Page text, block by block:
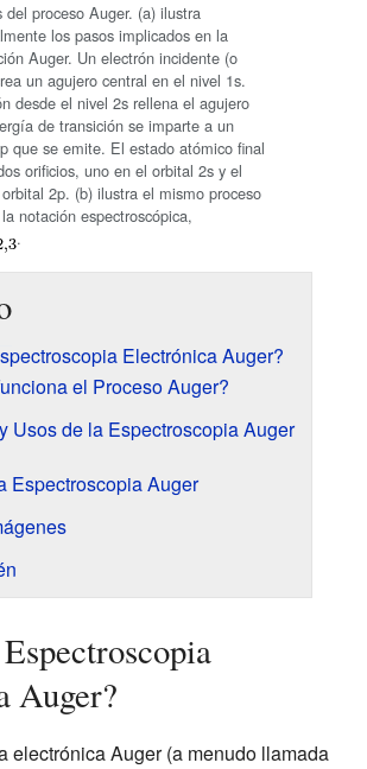
del proceso Auger. (a) ilustra
los pasos implicados en la
Auger. Un electrón incidente (o
un agujero central en el nivel 1s.
desde el nivel 2s rellena el agujero
de transición se imparte a un
que se emite. El estado atómico final
orificios, uno en el orbital 2s y el
2p. (b) ilustra el mismo proceso
notación espectroscópica,
.
Electrónica Auger?
el Proceso Auger?
Usos de la Espectroscopia Auger
Espectroscopia Auger
Auger?
electrónica Auger (a menudo llamada